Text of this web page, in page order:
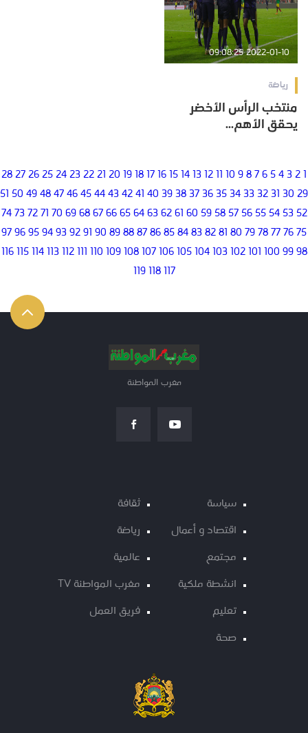
2022-01-10 09:08:25
رياضة
منتخب الرأس الأخضر
يحقق الأهم...
1
2
3
4
5
6
7
8
9
10
11
12
13
14
15
16
17
18
19
20
21
22
23
24
25
26
27
28
29
30
31
32
33
34
35
36
37
38
39
40
41
42
43
44
45
46
47
48
49
50
51
52
53
54
55
56
57
58
59
60
61
62
63
64
65
66
67
68
69
70
71
72
73
74
75
76
77
78
79
80
81
82
83
84
85
86
87
88
89
90
91
92
93
94
95
96
97
98
99
100
101
102
103
104
105
106
107
108
109
110
111
112
113
114
115
116
117
118
119
مغرب المواطنة
سياسة
اقتصاد و أعمال
مجتمع
انشطة ملكية
تعليم
صحة
ثقافة
رياضة
عالمية
مغرب المواطنة TV
فريق العمل